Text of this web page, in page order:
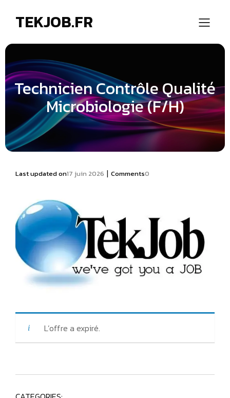
TEKJOB.FR
Technicien Contrôle Qualité
Microbiologie (F/H)
Last updated on17 juin 2026 | Comments0
L’offre a expiré.